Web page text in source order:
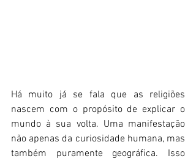
Há muito já se fala que as religiões
nascem com o propósito de explicar o
mundo à sua volta. Uma manifestação
não apenas da curiosidade humana, mas
também puramente geográfica. Isso